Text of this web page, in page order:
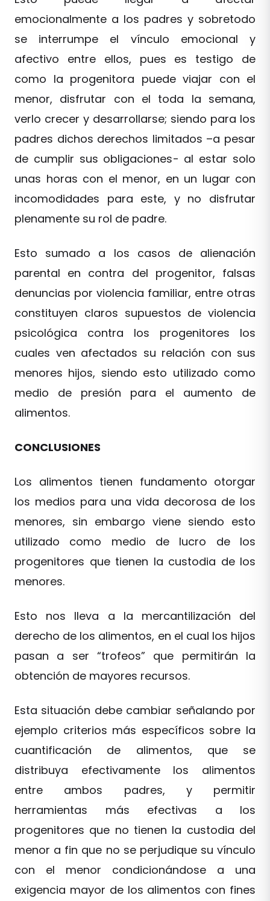
emocionalmente a los padres y sobretodo
se interrumpe el vínculo emocional y
afectivo entre ellos, pues es testigo de
como la progenitora puede viajar con el
menor, disfrutar con el toda la semana,
verlo crecer y desarrollarse; siendo para los
padres dichos derechos limitados –a pesar
de cumplir sus obligaciones- al estar solo
unas horas con el menor, en un lugar con
incomodidades para este, y no disfrutar
plenamente su rol de padre.
Esto sumado a los casos de alienación
parental en contra del progenitor, falsas
denuncias por violencia familiar, entre otras
constituyen claros supuestos de violencia
psicológica contra los progenitores los
cuales ven afectados su relación con sus
menores hijos, siendo esto utilizado como
medio de presión para el aumento de
alimentos.
CONCLUSIONES
Los alimentos tienen fundamento otorgar
los medios para una vida decorosa de los
menores, sin embargo viene siendo esto
utilizado como medio de lucro de los
progenitores que tienen la custodia de los
menores.
Esto nos lleva a la mercantilización del
derecho de los alimentos, en el cual los hijos
pasan a ser “trofeos” que permitirán la
obtención de mayores recursos.
Esta situación debe cambiar señalando por
ejemplo criterios más específicos sobre la
cuantificación de alimentos, que se
distribuya efectivamente los alimentos
entre ambos padres, y permitir
herramientas más efectivas a los
progenitores que no tienen la custodia del
menor a fin que no se perjudique su vínculo
con el menor condicionándose a una
exigencia mayor de los alimentos con fines